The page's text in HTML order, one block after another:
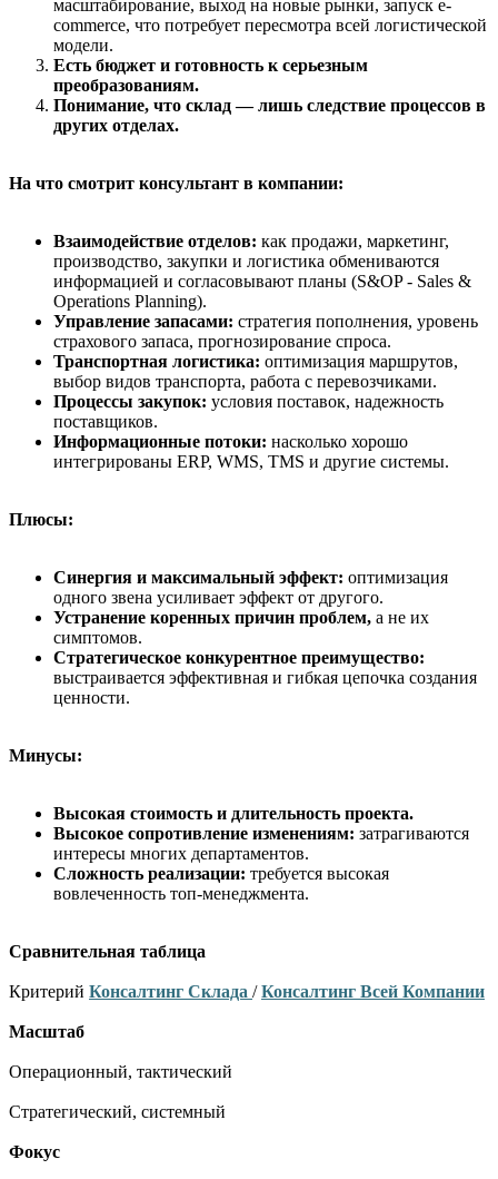
масштабирование, выход на новые рынки, запуск e-
commerce, что потребует пересмотра всей логистической
модели.
Есть бюджет и готовность к серьезным
преобразованиям.
Понимание, что склад — лишь следствие процессов в
других отделах.
На что смотрит консультант в компании:
Взаимодействие отделов: как продажи, маркетинг,
производство, закупки и логистика обмениваются
информацией и согласовывают планы (S&OP - Sales &
Operations Planning).
Управление запасами: стратегия пополнения, уровень
страхового запаса, прогнозирование спроса.
Транспортная логистика: оптимизация маршрутов,
выбор видов транспорта, работа с перевозчиками.
Процессы закупок: условия поставок, надежность
поставщиков.
Информационные потоки: насколько хорошо
интегрированы ERP, WMS, TMS и другие системы.
Плюсы:
Синергия и максимальный эффект: оптимизация
одного звена усиливает эффект от другого.
Устранение коренных причин проблем, а не их
симптомов.
Стратегическое конкурентное преимущество:
выстраивается эффективная и гибкая цепочка создания
ценности.
Минусы:
Высокая стоимость и длительность проекта.
Высокое сопротивление изменениям: затрагиваются
интересы многих департаментов.
Сложность реализации: требуется высокая
вовлеченность топ-менеджмента.
Сравнительная таблица
Критерий Консалтинг Склада /Консалтинг Всей Компании
Масштаб
Операционный, тактический
Стратегический, системный
Фокус